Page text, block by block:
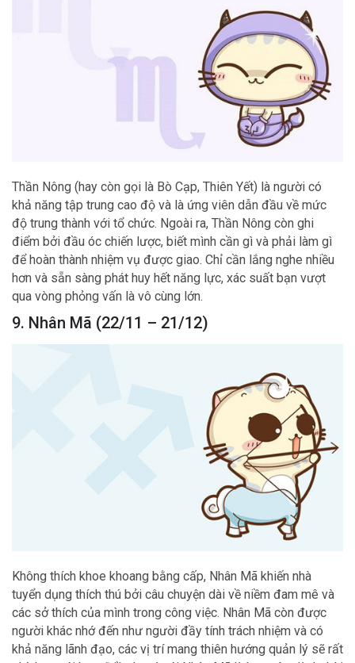
Thần Nông (hay còn gọi là Bò Cạp, Thiên Yết) là người có
khả năng tập trung cao độ và là ứng viên dẫn đầu về mức
độ trung thành với tổ chức. Ngoài ra, Thần Nông còn ghi
điểm bởi đầu óc chiến lược, biết mình cần gì và phải làm gì
để hoàn thành nhiệm vụ được giao. Chỉ cần lắng nghe nhiều
hơn và sẵn sàng phát huy hết năng lực, xác suất bạn vượt
qua vòng phỏng vấn là vô cùng lớn.
9. Nhân Mã (22/11 – 21/12)
Không thích khoe khoang bằng cấp, Nhân Mã khiến nhà
tuyển dụng thích thú bởi câu chuyện dài về niềm đam mê và
các sở thích của mình trong công việc. Nhân Mã còn được
người khác nhớ đến như người đầy tính trách nhiệm và có
khả năng lãnh đạo, các vị trí mang thiên hướng quản lý sẽ rất